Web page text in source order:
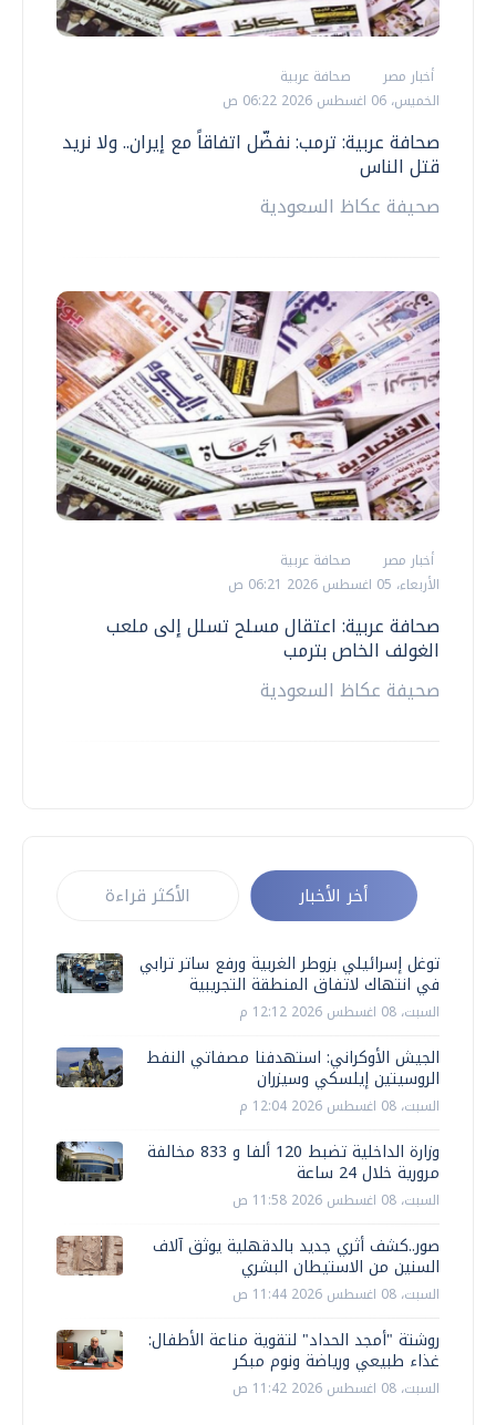
أخبار مصر
صحافة عربية
الخميس، 06 اغسطس 2026 06:22 ص
صحافة عربية: ترمب: نفضّل اتفاقاً مع إيران.. ولا نريد
قتل الناس
صحيفة عكاظ السعودية
أخبار مصر
صحافة عربية
الأربعاء، 05 اغسطس 2026 06:21 ص
صحافة عربية: اعتقال مسلح تسلل إلى ملعب
الغولف الخاص بترمب
صحيفة عكاظ السعودية
أخر الأخبار الأكثر قراءة
توغل إسرائيلي بزوطر الغربية ورفع ساتر ترابي
في انتهاك لاتفاق المنطقة التجريبية
السبت، 08 اغسطس 2026 12:12 م
الجيش الأوكراني: استهدفنا مصفاتي النفط
الروسيتين إيلسكي وسيزران
السبت، 08 اغسطس 2026 12:04 م
وزارة الداخلية تضبط 120 ألفا و 833 مخالفة
مرورية خلال 24 ساعة
السبت، 08 اغسطس 2026 11:58 ص
صور..كشف أثري جديد بالدقهلية يوثق آلاف
السنين من الاستيطان البشري
السبت، 08 اغسطس 2026 11:44 ص
روشتة "أمجد الحداد" لتقوية مناعة الأطفال:
غذاء طبيعي ورياضة ونوم مبكر
السبت، 08 اغسطس 2026 11:42 ص